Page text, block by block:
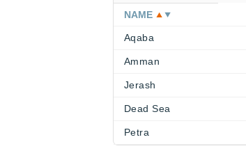
NAME
Aqaba
Amman
Jerash
Dead Sea
Petra